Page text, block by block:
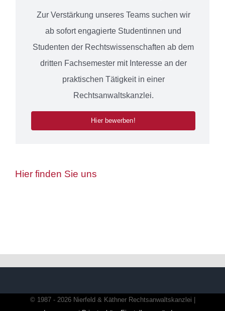
Zur Verstärkung unseres Teams suchen wir
ab sofort engagierte Studentinnen und
Studenten der Rechtswissenschaften ab dem
dritten Fachsemester mit Interesse an der
praktischen Tätigkeit in einer
Rechtsanwaltskanzlei.
Hier bewerben!
Hier finden Sie uns
© 1987 - 2026 Nierfeld & Käthner Rechtsanwaltskanzlei |